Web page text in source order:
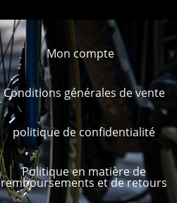
Mon compte
Conditions générales de vente
politique de confidentialité
Politique en matière de
remboursements et de retours